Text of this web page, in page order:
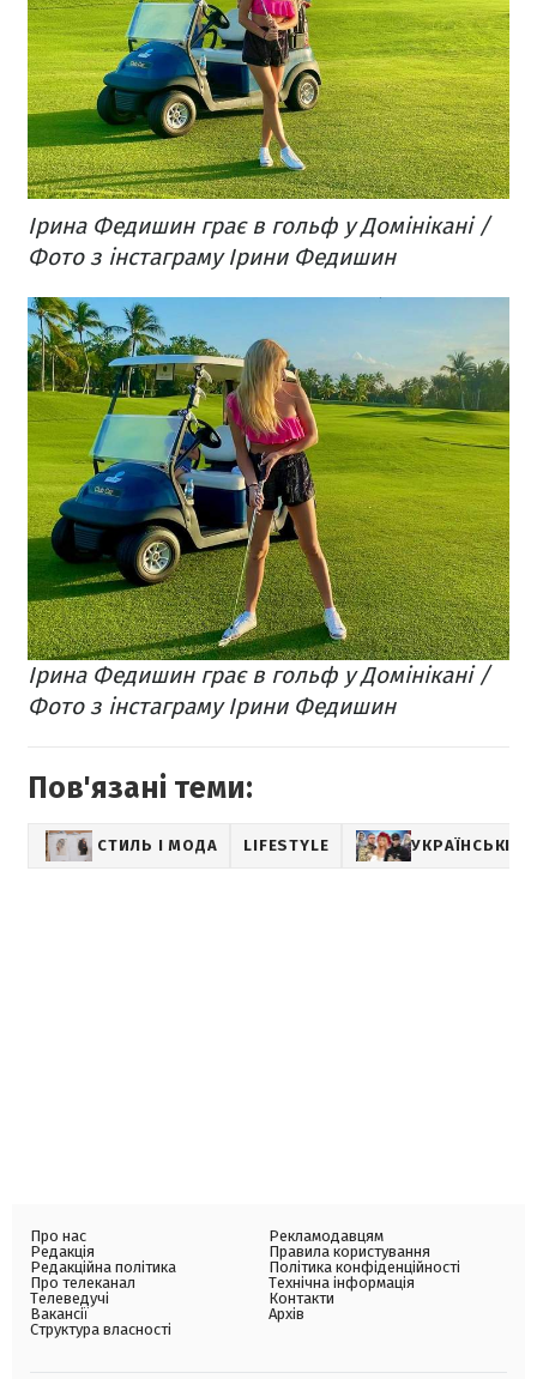
Ірина Федишин грає в гольф у Домінікані /
Фото з інстаграму Ірини Федишин
Ірина Федишин грає в гольф у Домінікані /
Фото з інстаграму Ірини Федишин
Пов'язані теми:
СТИЛЬ І МОДА LIFESTYLE УКРАЇНСЬКІ
Про нас
Редакція
Редакційна політика
Про телеканал
Телеведучі
Вакансії
Структура власності
Рекламодавцям
Правила користування
Політика конфіденційності
Технічна інформація
Контакти
Архів